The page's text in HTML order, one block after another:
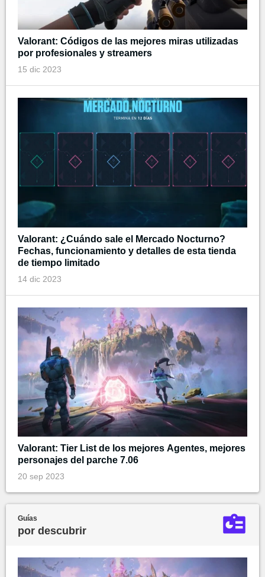
Valorant: Códigos de las mejores miras utilizadas
por profesionales y streamers
15 dic 2023
Valorant: ¿Cuándo sale el Mercado Nocturno?
Fechas, funcionamiento y detalles de esta tienda
de tiempo limitado
14 dic 2023
Valorant: Tier List de los mejores Agentes, mejores
personajes del parche 7.06
20 sep 2023
Guías
por descubrir